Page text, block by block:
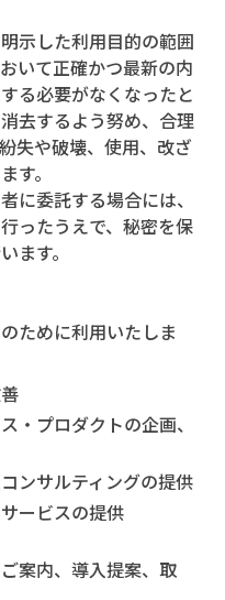
示した利用目的の範囲
いて正確かつ最新の内
る必要がなくなったと
去するよう努め、合理
失や破壊、使用、改ざ
す。
に委託する場合には、
ったうえで、秘密を保
ます。
ために利用いたしま
・プロダクトの企画、
ンサルティングの提供
ービスの提供
案内、導入提案、取